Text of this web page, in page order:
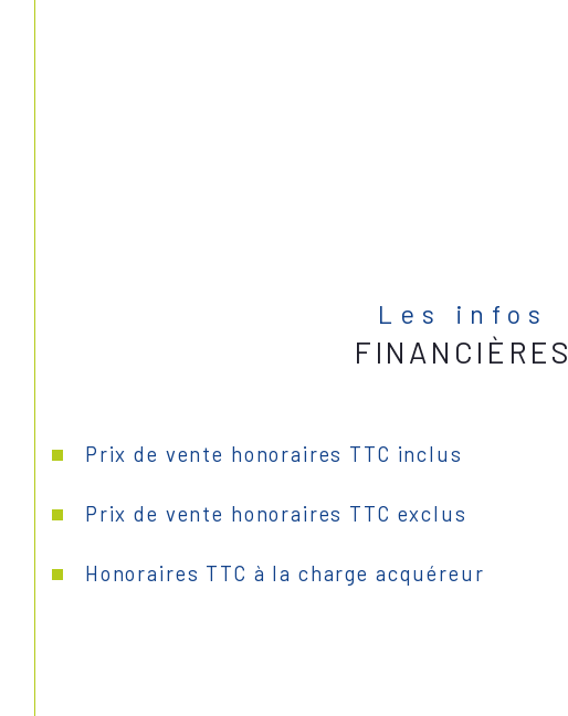
Les infos
FINANCIÈRES
Prix de vente honoraires TTC inclus
Prix de vente honoraires TTC exclus
Honoraires TTC à la charge acquéreur